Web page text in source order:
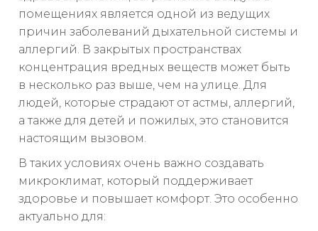
помещениях является одной из ведущих
причин заболеваний дыхательной системы и
аллергий. В закрытых пространствах
концентрация вредных веществ может быть
в несколько раз выше, чем на улице. Для
людей, которые страдают от астмы, аллергий,
а также для детей и пожилых, это становится
настоящим вызовом.
В таких условиях очень важно создавать
микроклимат, который поддерживает
здоровье и повышает комфорт. Это особенно
актуально для: